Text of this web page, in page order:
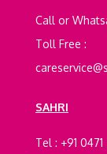
Call or
Toll Free :
SAHRI
Tel : +91 0471